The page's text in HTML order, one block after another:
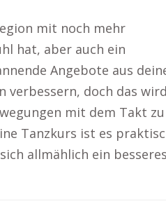
mit noch mehr
hat, aber auch ein
Angebote aus
verbessern, doch das
mit dem Takt zu
Tanzkurs ist es
allmählich ein besseres